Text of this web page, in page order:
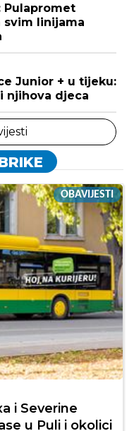
Pulapromet
svim linijama
Junior + u tijeku:
njihova djeca
OBAVIJESTI
i Severine
u Puli i okolici